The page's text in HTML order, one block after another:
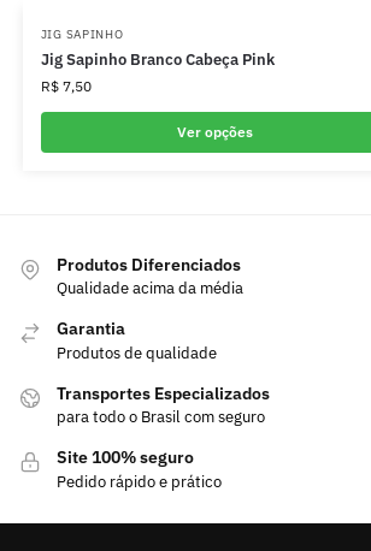
JIG SAPINHO
Jig Sapinho Branco Cabeça Pink
R$7,50
Ver opções
Produtos Diferenciados
Qualidade acima da média
Garantia
Produtos de qualidade
Transportes Especializados
para todo o Brasil com seguro
Site 100% seguro
Pedido rápido e prático